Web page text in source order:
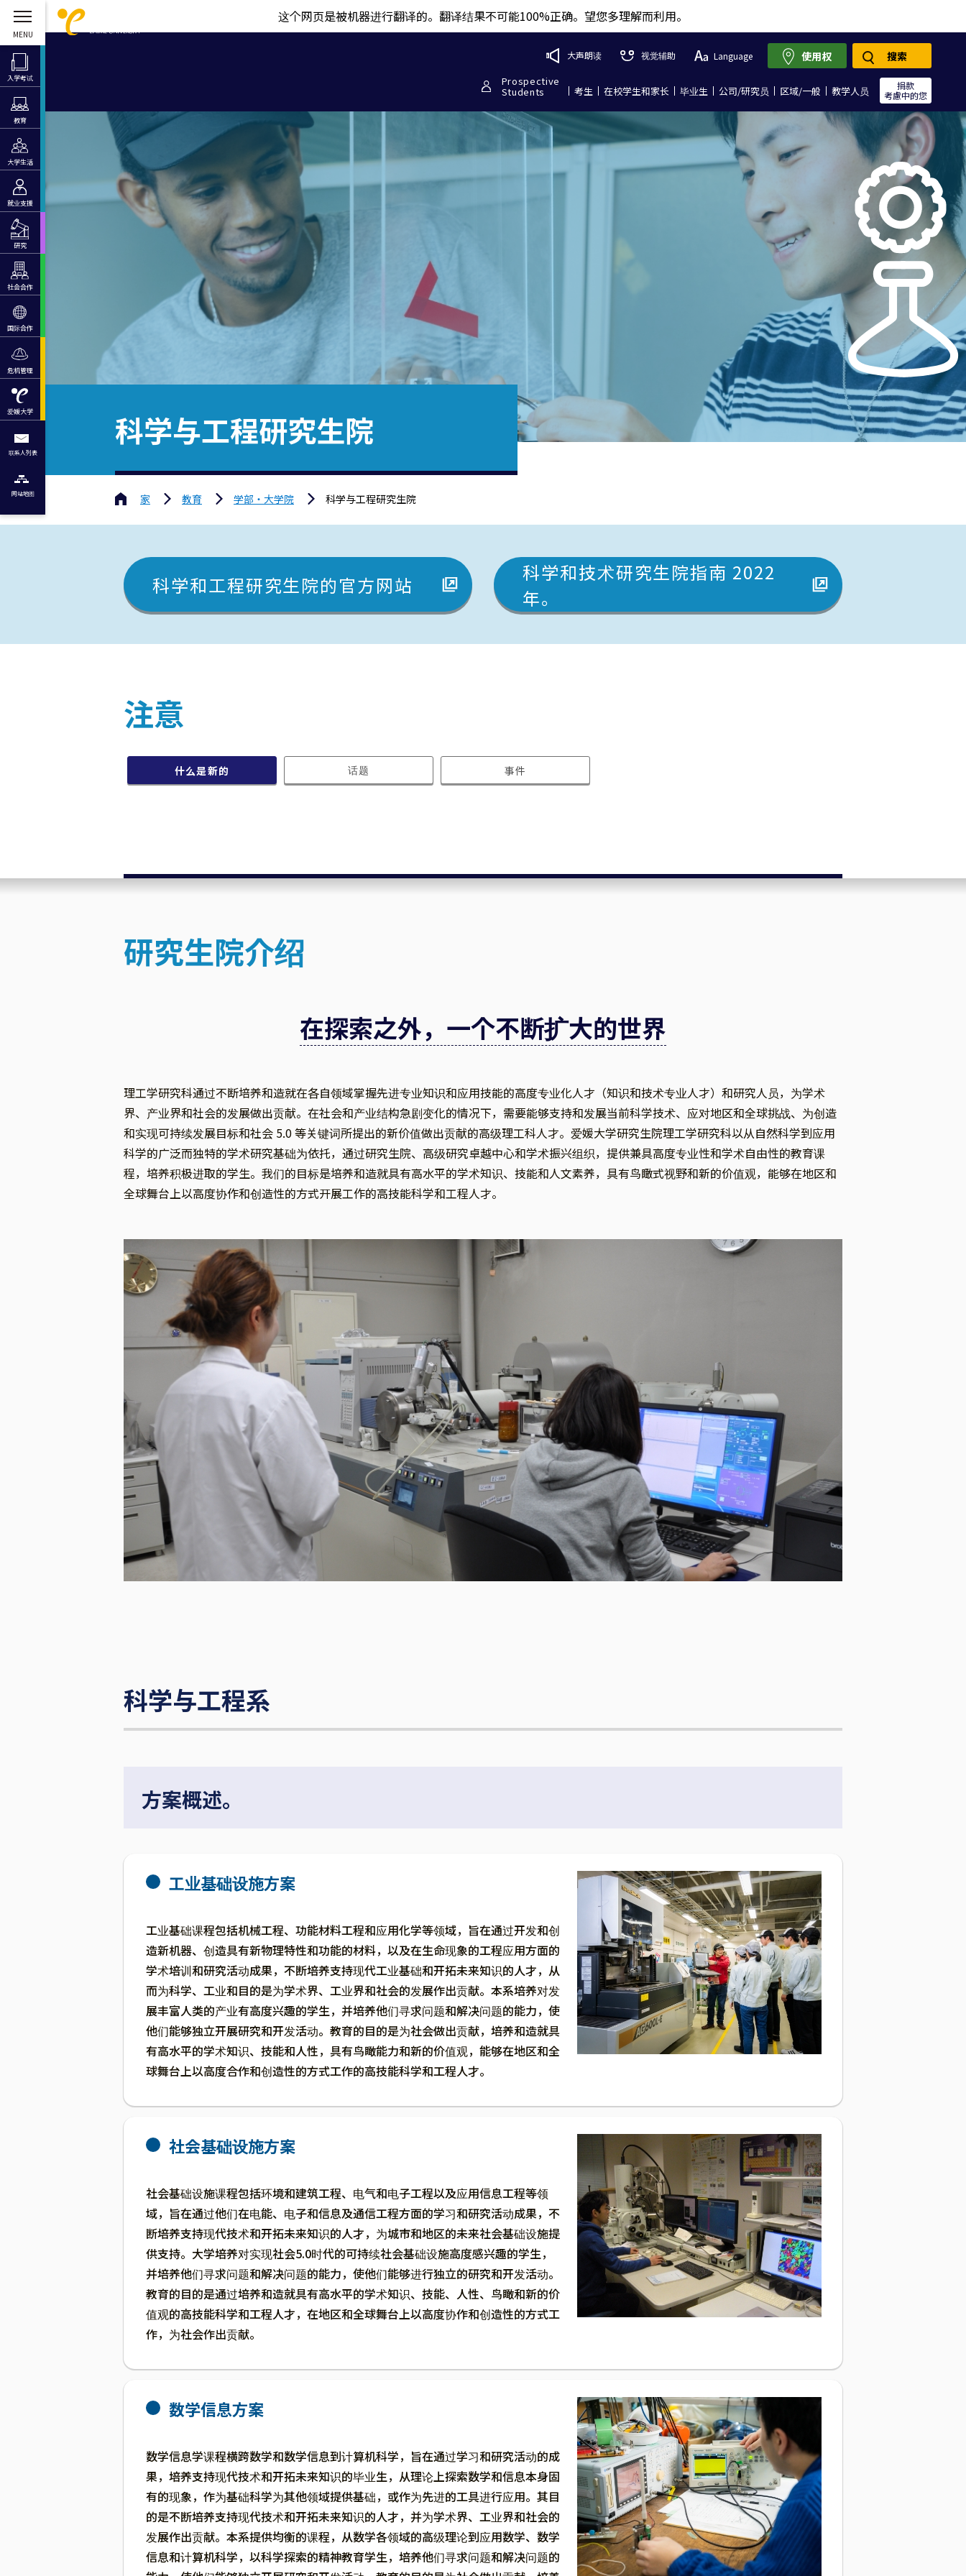
这个网页是被机器进行翻译的。翻译结果不可能100%正确。望您多理解而利用。
入学考试
教育
大学生活
就业支援
研究
社会合作
国际合作
危机管理
爱媛大学
联系人列表
网站地图
大声朗读 视觉辅助 Language
Prospective
Students 考生 在校学生和家长 毕业生 公司/研究员 区域/一般 教学人员
捐款
考慮中的您
使用权 搜索
科学与工程研究生院
家 教育 学部・大学院 科学与工程研究生院
科学和工程研究生院的官方网站
科学和技术研究生院指南 2022
年。
注意
什么是新的 话题 事件
研究生院介绍
在探索之外，一个不断扩大的世界
理工学研究科通过不断培养和造就在各自领域掌握先进专业知识和应用技能的高度专业化人才（知识和技术专业人才）和研究人员，为学术
界、产业界和社会的发展做出贡献。在社会和产业结构急剧变化的情况下，需要能够支持和发展当前科学技术、应对地区和全球挑战、为创造
和实现可持续发展目标和社会 5.0 等关键词所提出的新价值做出贡献的高级理工科人才。爱媛大学研究生院理工学研究科以从自然科学到应用
科学的广泛而独特的学术研究基础为依托，通过研究生院、高级研究卓越中心和学术振兴组织，提供兼具高度专业性和学术自由性的教育课
程，培养积极进取的学生。我们的目标是培养和造就具有高水平的学术知识、技能和人文素养，具有鸟瞰式视野和新的价值观，能够在地区和
全球舞台上以高度协作和创造性的方式开展工作的高技能科学和工程人才。
科学与工程系
方案概述。
工业基础设施方案
工业基础课程包括机械工程、功能材料工程和应用化学等领域，旨在通过开发和创
造新机器、创造具有新物理特性和功能的材料，以及在生命现象的工程应用方面的
学术培训和研究活动成果，不断培养支持现代工业基础和开拓未来知识的人才，从
而为科学、工业和目的是为学术界、工业界和社会的发展作出贡献。本系培养对发
展丰富人类的产业有高度兴趣的学生，并培养他们寻求问题和解决问题的能力，使
他们能够独立开展研究和开发活动。教育的目的是为社会做出贡献，培养和造就具
有高水平的学术知识、技能和人性，具有鸟瞰能力和新的价值观，能够在地区和全
球舞台上以高度合作和创造性的方式工作的高技能科学和工程人才。
社会基础设施方案
社会基础设施课程包括环境和建筑工程、电气和电子工程以及应用信息工程等领
域，旨在通过他们在电能、电子和信息及通信工程方面的学习和研究活动成果，不
断培养支持现代技术和开拓未来知识的人才，为城市和地区的未来社会基础设施提
供支持。大学培养对实现社会5.0时代的可持续社会基础设施高度感兴趣的学生，
并培养他们寻求问题和解决问题的能力，使他们能够进行独立的研究和开发活动。
教育的目的是通过培养和造就具有高水平的学术知识、技能、人性、鸟瞰和新的价
值观的高技能科学和工程人才，在地区和全球舞台上以高度协作和创造性的方式工
作，为社会作出贡献。
数学信息方案
数学信息学课程横跨数学和数学信息到计算机科学，旨在通过学习和研究活动的成
果，培养支持现代技术和开拓未来知识的毕业生，从理论上探索数学和信息本身固
有的现象，作为基础科学为其他领域提供基础，或作为先进的工具进行应用。其目
的是不断培养支持现代技术和开拓未来知识的人才，并为学术界、工业界和社会的
发展作出贡献。本系提供均衡的课程，从数学各领域的高级理论到应用数学、数学
信息和计算机科学，以科学探索的精神教育学生，培养他们寻求问题和解决问题的